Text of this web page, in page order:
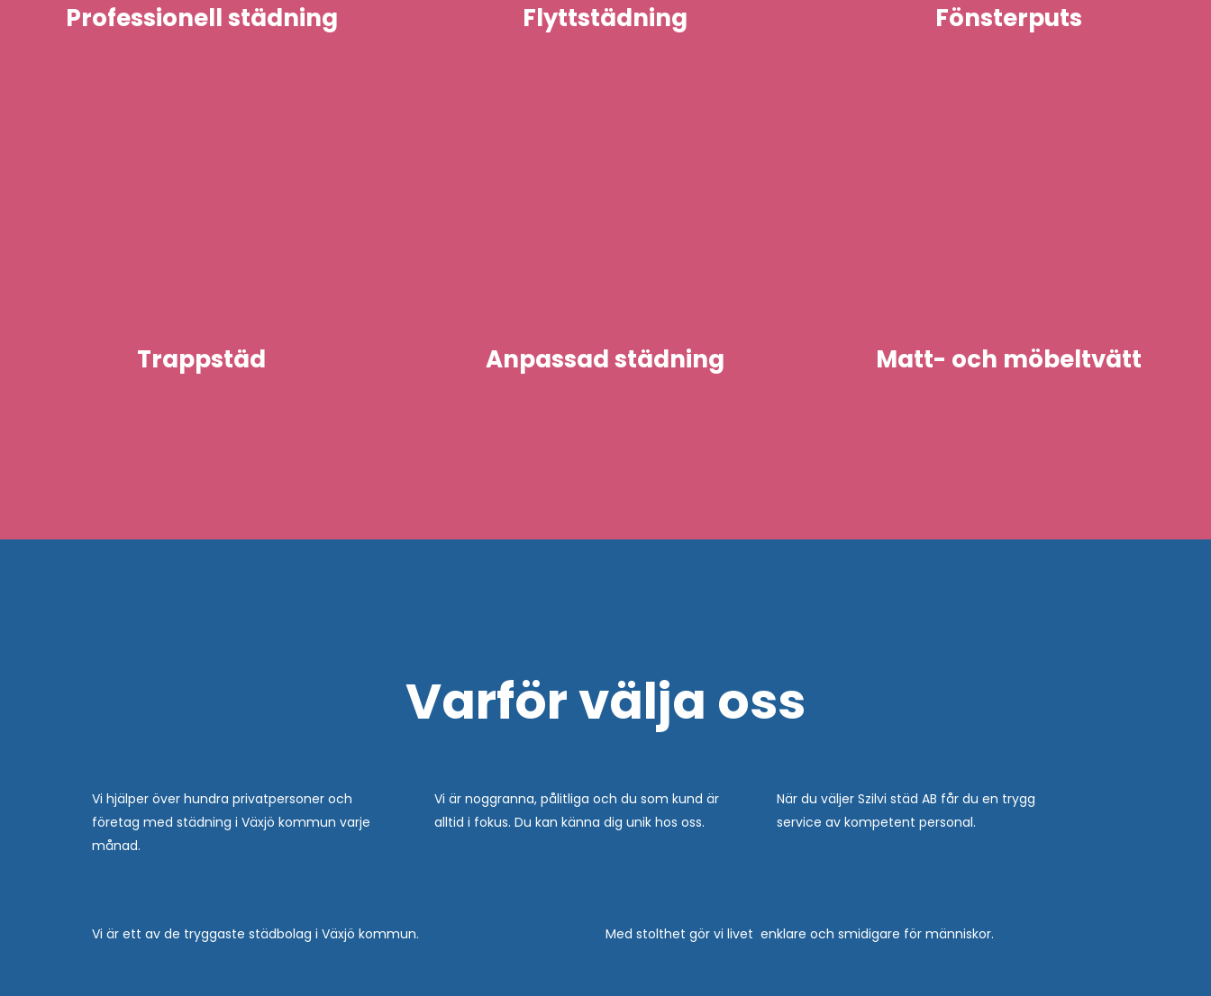
Professionell städning Flyttstädning Fönsterputs
Trappstäd Anpassad städning Matt- och möbeltvätt
Varför välja oss
Vi hjälper över hundra privatpersoner och
företag med städning i Växjö kommun varje
månad.
Vi är noggranna, pålitliga och du som kund är
alltid i fokus. Du kan känna dig unik hos oss.
När du väljer Szilvi städ AB får du en trygg
service av kompetent personal.
Vi är ett av de tryggaste städbolag i Växjö kommun. Med stolthet gör vi livet enklare och smidigare för människor.